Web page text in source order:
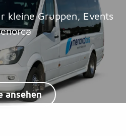
kleine Gruppen, Events
ansehen